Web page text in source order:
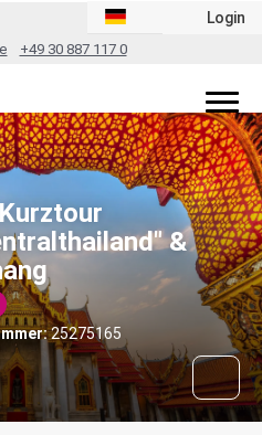
+49 30 887 117 0
Login
&
25275165